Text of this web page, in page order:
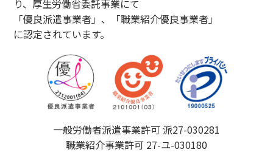
り、厚生労働省委託事業にて
「優良派遣事業者」、「職業紹介優良事業者」
に認定されています。
一般労働者派遣事業許可 派27-030281
職業紹介事業許可 27-ユ-030180